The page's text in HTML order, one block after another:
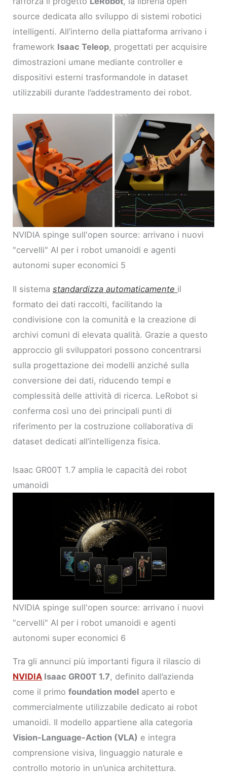
source dedicata allo sviluppo di sistemi robotici
intelligenti. All’interno della piattaforma arrivano i
framework Isaac Teleop, progettati per acquisire
dimostrazioni umane mediante controller e
dispositivi esterni trasformandole in dataset
utilizzabili durante l’addestramento dei robot.
NVIDIA spinge sull'open source: arrivano i nuovi
"cervelli" AI per i robot umanoidi e agenti
autonomi super economici 5
Il sistemastandardizza automaticamente il
formato dei dati raccolti, facilitando la
condivisione con la comunità e la creazione di
archivi comuni di elevata qualità. Grazie a questo
approccio gli sviluppatori possono concentrarsi
sulla progettazione dei modelli anziché sulla
conversione dei dati, riducendo tempi e
complessità delle attività di ricerca. LeRobot si
conferma così uno dei principali punti di
riferimento per la costruzione collaborativa di
dataset dedicati all’intelligenza fisica.
Isaac GR00T 1.7 amplia le capacità dei robot
umanoidi
NVIDIA spinge sull'open source: arrivano i nuovi
"cervelli" AI per i robot umanoidi e agenti
autonomi super economici 6
Tra gli annunci più importanti figura il rilascio di
NVIDIA Isaac GR00T 1.7, definito dall’azienda
come il primofoundation model aperto e
commercialmente utilizzabile dedicato ai robot
umanoidi. Il modello appartiene alla categoria
Vision-Language-Action (VLA) e integra
comprensione visiva, linguaggio naturale e
controllo motorio in un’unica architettura.